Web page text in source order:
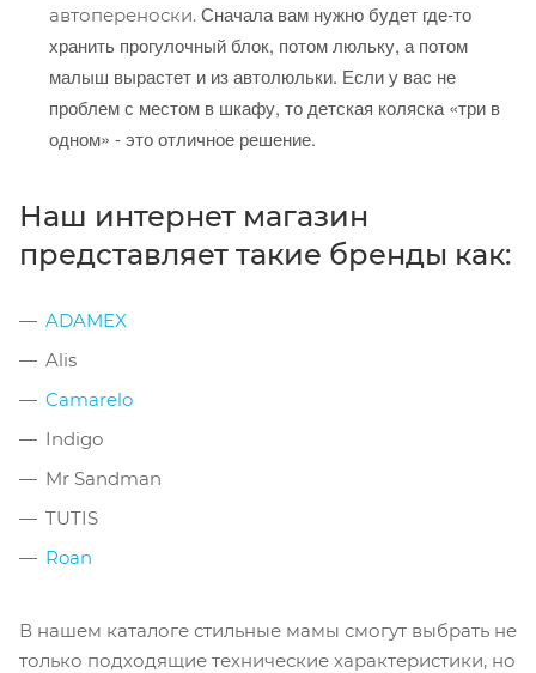
автопереноски. Сначала вам нужно будет где-то
хранить прогулочный блок, потом люльку, а потом
малыш вырастет и из автолюльки. Если у вас не
проблем с местом в шкафу, то детская коляска «три в
одном» - это отличное решение.
Наш интернет магазин
представляет такие бренды как:
ADAMEX
Alis
Camarelo
Indigo
Mr Sandman
TUTIS
Roan
В нашем каталоге стильные мамы смогут выбрать не
только подходящие технические характеристики, но